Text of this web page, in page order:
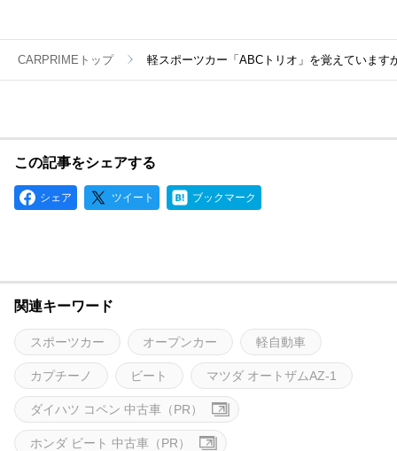
CARPRIMEトップ 軽スポーツカー「ABCトリオ」を覚えています
この記事をシェアする
シェア ツイート ブックマーク
関連キーワード
スポーツカー オープンカー 軽自動車
カプチーノ ビート マツダ オートザムAZ-1
ダイハツ コペン 中古車（PR）
ホンダ ビート 中古車（PR）